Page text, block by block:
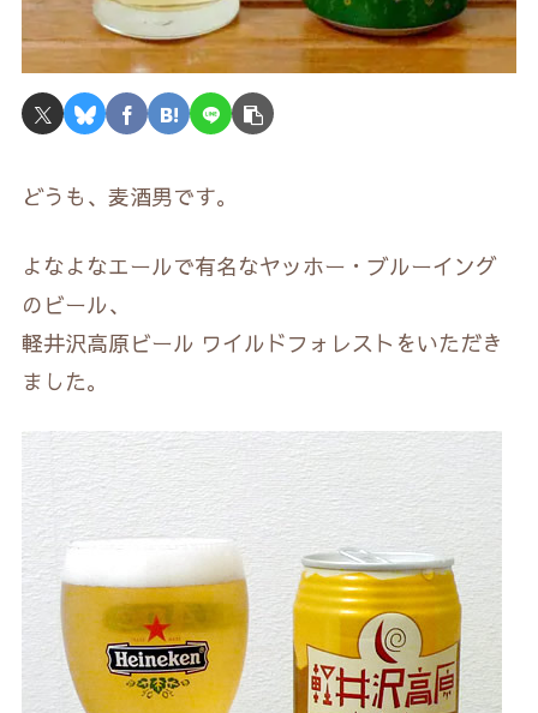
どうも、麦酒男です。
よなよなエールで有名なヤッホー・ブルーイング
のビール、
軽井沢高原ビール ワイルドフォレストをいただき
ました。